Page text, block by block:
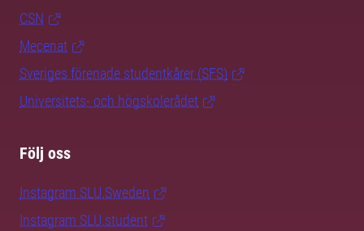
CSN
Mecenat
Sveriges förenade studentkårer (SFS)
Universitets- och högskolerådet
Följ oss
Instagram SLU.Sweden
Instagram SLU.student